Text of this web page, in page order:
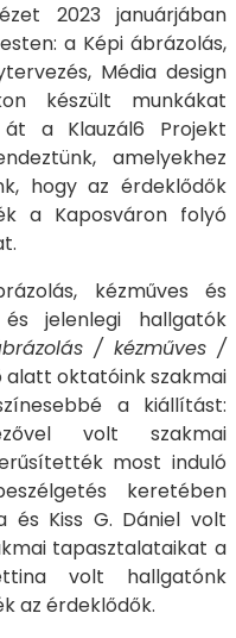
2023 januárjában
a Képi ábrázolás,
Média design
készült munkákat
a Klauzál6 Projekt
amelyekhez
hogy az érdeklődők
a Kaposváron folyó
kézműves és
jelenlegi hallgatók
/ kézműves /
alatt oktatóink szakmai
a kiállítást:
volt szakmai
most induló
keretében
és Kiss G. Dániel volt
tapasztalataikat a
volt hallgatónk
az érdeklődők.